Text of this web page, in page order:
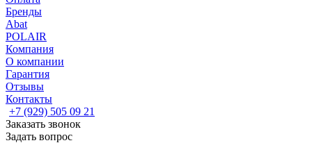
Бренды
Abat
POLAIR
Компания
О компании
Гарантия
Отзывы
Контакты
+7 (929) 505 09 21
Заказать звонок
Задать вопрос